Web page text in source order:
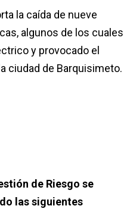
la caída de nueve
algunos de los cuales
y provocado el
ciudad de Barquisimeto.
de Riesgo se
las siguientes